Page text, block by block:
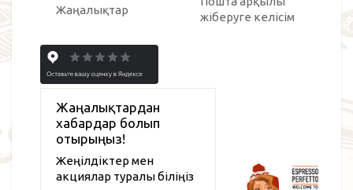
Жаңалықтар
жіберуге келісім
Жаңалықтардан
хабардар болып
отырыңыз!
Жеңілдіктер мен
акциялар туралы біліңіз